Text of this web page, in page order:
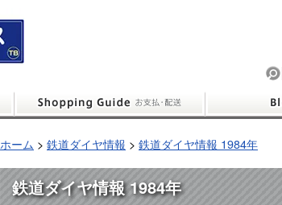
ホーム > 鉄道ダイヤ情報 > 鉄道ダイヤ情報 1984年
鉄道ダイヤ情報 1984年